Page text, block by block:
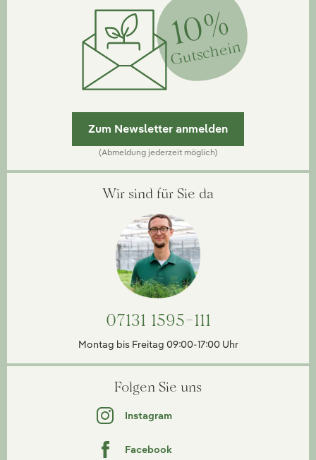
10%
Gutschein
Zum Newsletter anmelden
(Abmeldung jederzeit möglich)
Wir sind für Sie da
07131 1595-111
Montag bis Freitag 09:00-17:00 Uhr
Folgen Sie uns
Instagram
Facebook